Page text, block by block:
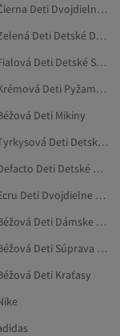
Čierna Deti Dvojdielne Súpravy
Zelená Deti Detské Darčekové Súpravy
Fialová Deti Detské Súpravy
Krémová Deti Pyžamové Súpravy
Deti Mikiny
Tyrkysová Deti Detské Darčekové Súpravy
Defacto Deti Detské Súpravy
Ecru Deti Dvojdielne Súpravy
Béžová Deti Dámske Body
Béžová Deti Súprava Šálu, Čiapky A Rukavíc
Deti Kraťasy